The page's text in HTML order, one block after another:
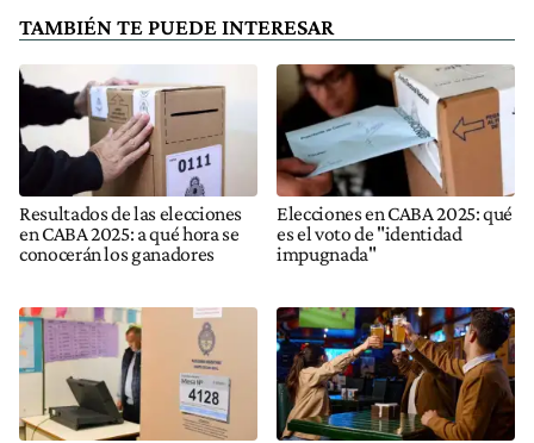
TAMBIÉN TE PUEDE INTERESAR
Resultados de las elecciones
en CABA 2025: a qué hora se
conocerán los ganadores
Elecciones en CABA 2025: qué
es el voto de "identidad
impugnada"